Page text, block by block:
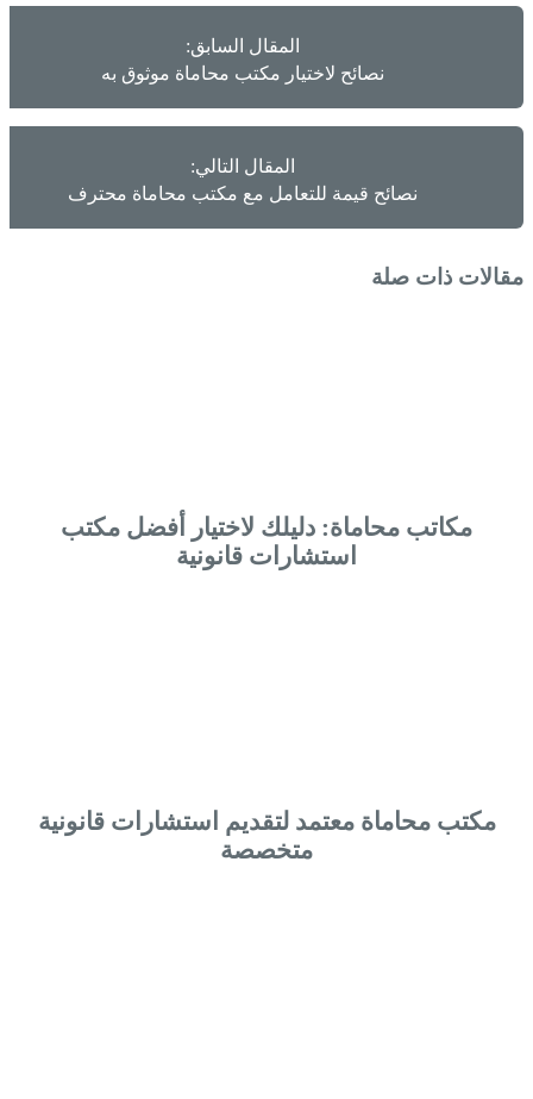
المقال السابق:
نصائح لاختيار مكتب محاماة موثوق به
المقال التالي:
نصائح قيمة للتعامل مع مكتب محاماة محترف
مقالات ذات صلة
مكاتب محاماة: دليلك لاختيار أفضل مكتب
استشارات قانونية
مكتب محاماة معتمد لتقديم استشارات قانونية
متخصصة